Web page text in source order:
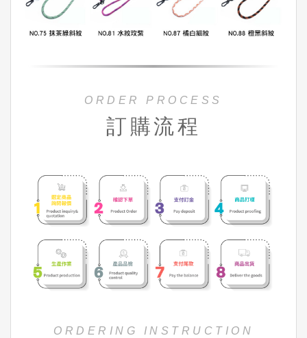
ORDER PROCESS
訂購流程
ORDERING INSTRUCTION